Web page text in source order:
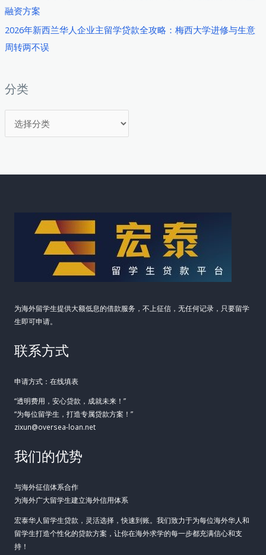
融资方案
2026年新西兰华人企业主留学贷款全攻略：梅西大学进修与生意
周转两不误
分类
类
为海外留学生提供大额低息的借款服务，不上征信，无任何记录，只要留学
生即可申请。
联系方式
申请方式：在线填表
“透明费用，安心贷款，成就未来！”
“为每位留学生，打造专属贷款方案！”
zixun@oversea-loan.net
我们的优势
与海外征信体系合作
为海外广大留学生建立海外信用体系
宏泰华人留学生贷款，灵活选择，快速到账。我们致力于为每位海外华人和
留学生打造个性化的贷款方案，让你在海外求学的每一步都充满信心和支
持！